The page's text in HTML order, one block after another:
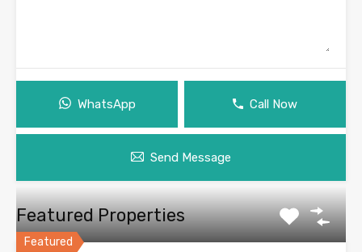
WhatsApp Call Now
Send Message
Featured Properties
Featured